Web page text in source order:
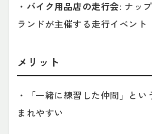
・ バイク用品店の走行会: ナッ
ランドが主催する走行イベント
メリット
・「一緒に練習した仲間」とい
まれやすい